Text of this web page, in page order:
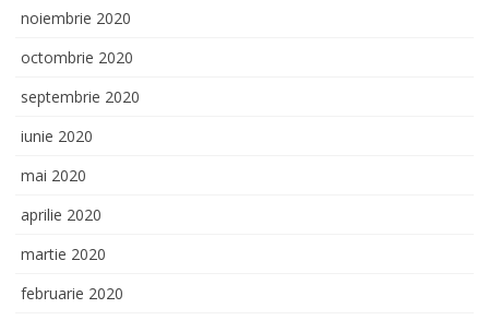
noiembrie 2020
octombrie 2020
septembrie 2020
iunie 2020
mai 2020
aprilie 2020
martie 2020
februarie 2020